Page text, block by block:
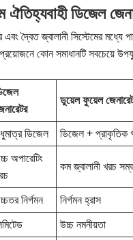
ঐতিহ্যবাহী ডিজেল
দ্বৈত জ্বালানী সিস্টেমের মধ্যে
কোন সমাধানটি সবচেয়ে
ডুয়েল ফুয়েল
ডিজেল ডিজেল + প্রাকৃতিক
অপারেটিং
কম জ্বালানী খরচ
নির্গমন
নির্গমন হ্রাস
উচ্চ নমনীয়তা